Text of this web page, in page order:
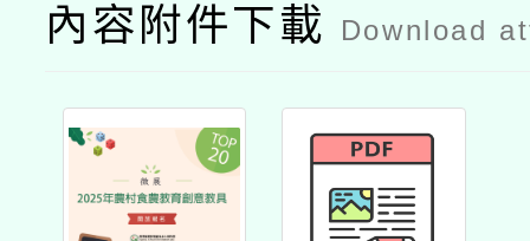
內容附件下載 Download